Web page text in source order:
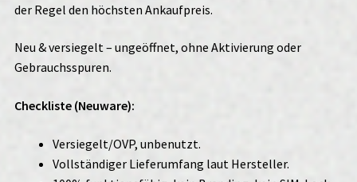
der Regel den höchsten Ankaufpreis.
Neu & versiegelt – ungeöffnet, ohne Aktivierung oder
Gebrauchsspuren.
Checkliste (Neuware):
Versiegelt/OVP, unbenutzt.
Vollständiger Lieferumfang laut Hersteller.